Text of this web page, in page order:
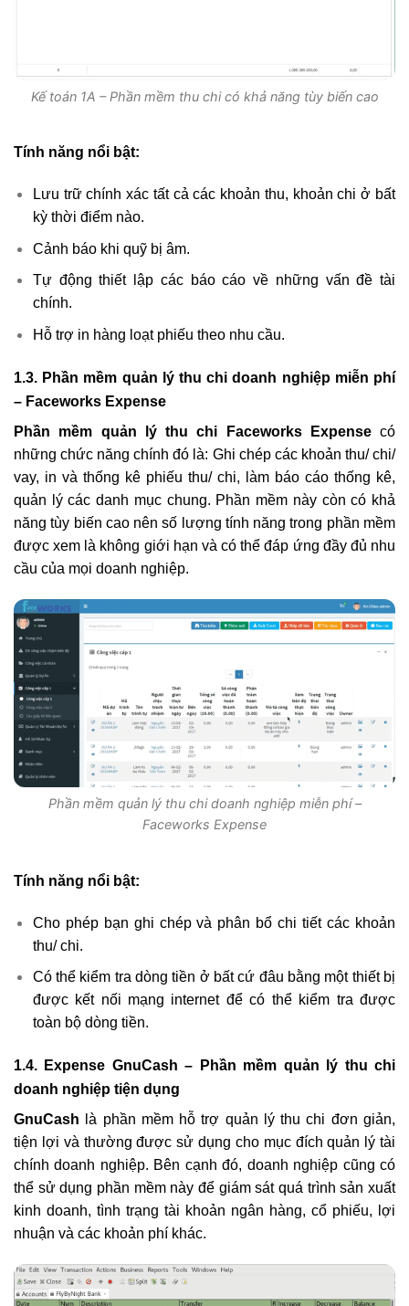
Kế toán 1A – Phần mềm thu chi có khả năng tùy biến cao
Tính năng nổi bật:
Lưu trữ chính xác tất cả các khoản thu, khoản chi ở bất
kỳ thời điểm nào.
Cảnh báo khi quỹ bị âm.
Tự động thiết lập các báo cáo về những vấn đề tài
chính.
Hỗ trợ in hàng loạt phiếu theo nhu cầu.
1.3. Phần mềm quản lý thu chi doanh nghiệp miễn phí
– Faceworks Expense
Phần mềm quản lý thu chi Faceworks Expensecó
những chức năng chính đó là: Ghi chép các khoản thu/ chi/
vay, in và thống kê phiếu thu/ chi, làm báo cáo thống kê,
quản lý các danh mục chung. Phần mềm này còn có khả
năng tùy biến cao nên số lượng tính năng trong phần mềm
được xem là không giới hạn và có thể đáp ứng đầy đủ nhu
cầu của mọi doanh nghiệp.
Phần mềm quản lý thu chi doanh nghiệp miễn phí –
Faceworks Expense
Tính năng nổi bật:
Cho phép bạn ghi chép và phân bổ chi tiết các khoản
thu/ chi.
Có thể kiểm tra dòng tiền ở bất cứ đâu bằng một thiết bị
được kết nối mạng internet để có thể kiểm tra được
toàn bộ dòng tiền.
1.4. Expense GnuCash – Phần mềm quản lý thu chi
doanh nghiệp tiện dụng
GnuCash là phần mềm hỗ trợ quản lý thu chi đơn giản,
tiện lợi và thường được sử dụng cho mục đích quản lý tài
chính doanh nghiệp. Bên cạnh đó, doanh nghiệp cũng có
thể sử dụng phần mềm này để giám sát quá trình sản xuất
kinh doanh, tình trạng tài khoản ngân hàng, cổ phiếu, lợi
nhuận và các khoản phí khác.